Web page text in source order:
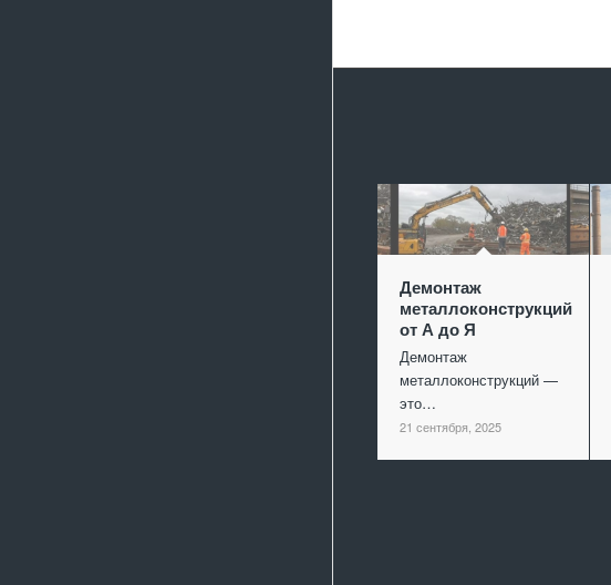
Демонтаж
металлоконструкций
от А до Я
Демонтаж
металлоконструкций —
это…
21 сентября, 2025